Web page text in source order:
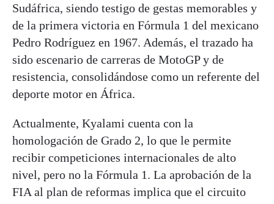
Sudáfrica, siendo testigo de gestas memorables y
de la primera victoria en Fórmula 1 del mexicano
Pedro Rodríguez en 1967. Además, el trazado ha
sido escenario de carreras de MotoGP y de
resistencia, consolidándose como un referente del
deporte motor en África.
Actualmente, Kyalami cuenta con la
homologación de Grado 2, lo que le permite
recibir competiciones internacionales de alto
nivel, pero no la Fórmula 1. La aprobación de la
FIA al plan de reformas implica que el circuito